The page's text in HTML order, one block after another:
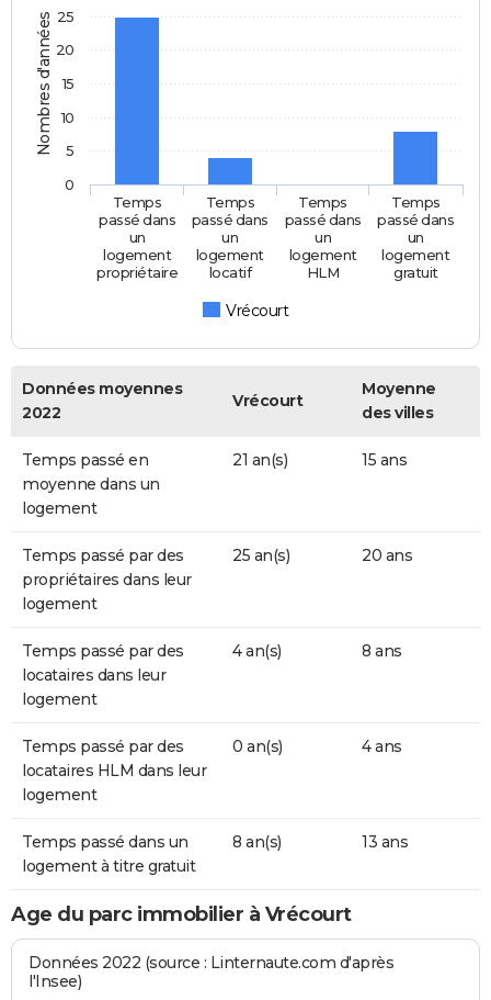
Nombres d'années
Vrécourt
Temps
passé dans
un
logement
propriétaire
Temps
passé dans
un
logement
locatif
Temps
passé dans
un
logement
HLM
Temps
passé dans
un
logement
gratuit
0
5
10
15
20
25
Données moyennes
2022
Vrécourt
Moyenne
des villes
Temps passé en
moyenne dans un
logement
21 an(s) 15 ans
Temps passé par des
propriétaires dans leur
logement
25 an(s) 20 ans
Temps passé par des
locataires dans leur
logement
4 an(s) 8 ans
Temps passé par des
locataires HLM dans leur
logement
0 an(s) 4 ans
Temps passé dans un
logement à titre gratuit
8 an(s) 13 ans
Age du parc immobilier à Vrécourt
Données 2022 (source : Linternaute.com d'après
l'Insee)